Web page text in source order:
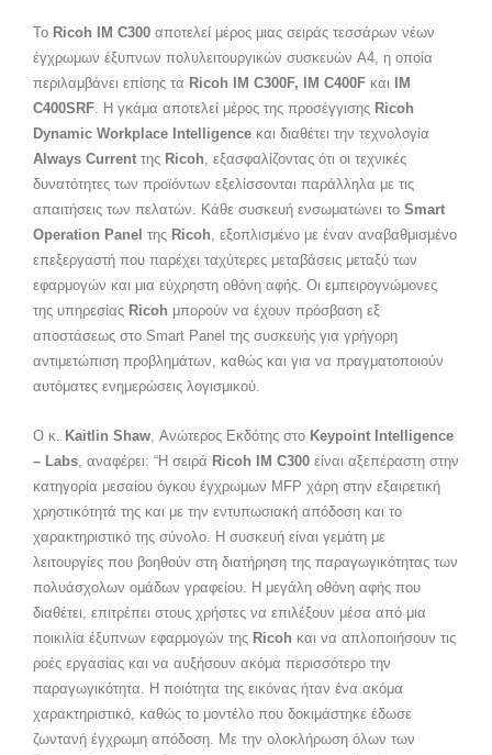
Το Ricoh IM C300 αποτελεί μέρος μιας σειράς τεσσάρων νέων
έγχρωμων έξυπνων πολυλειτουργικών συσκευών A4, η οποία
περιλαμβάνει επίσης τα Ricoh IM C300F, IM C400F και
IM
C400SRF . Η γκάμα αποτελεί μέρος της προσέγγισης Ricoh
Dynamic Workplace Intelligence και διαθέτει την τεχνολογία
Always Current της Ricoh , εξασφαλίζοντας ότι οι τεχνικές
δυνατότητες των προϊόντων εξελίσσονται παράλληλα με τις
απαιτήσεις των πελατών. Κάθε συσκευή ενσωματώνει το Smart
Operation Panel της Ricoh , εξοπλισμένο με έναν αναβαθμισμένο
επεξεργαστή που παρέχει ταχύτερες μεταβάσεις μεταξύ των
εφαρμογών και μια εύχρηστη οθόνη αφής. Οι εμπειρογνώμονες
της υπηρεσίας Ricoh μπορούν να έχουν πρόσβαση εξ
αποστάσεως στο Smart Panel της συσκευής για γρήγορη
αντιμετώπιση προβλημάτων, καθώς και για να πραγματοποιούν
αυτόματες ενημερώσεις λογισμικού.
O κ. Kaitlin Shaw, Ανώτερος Εκδότης στο Keypoint Intelligence
– Labs, αναφέρει: “Η σειρά Ricoh IM C300 είναι αξεπέραστη στην
κατηγορία μεσαίου όγκου έγχρωμων MFP χάρη στην εξαιρετική
χρηστικότητά της και με την εντυπωσιακή απόδοση και το
χαρακτηριστικό της σύνολο. Η συσκευή είναι γεμάτη με
λειτουργίες που βοηθούν στη διατήρηση της παραγωγικότητας των
πολυάσχολων ομάδων γραφείου. Η μεγάλη οθόνη αφής που
διαθέτει, επιτρέπει στους χρήστες να επιλέξουν μέσα από μια
ποικιλία έξυπνων εφαρμογών της Ricoh και να απλοποιήσουν τις
ροές εργασίας και να αυξήσουν ακόμα περισσότερο την
παραγωγικότητα. Η ποιότητα της εικόνας ήταν ένα ακόμα
χαρακτηριστικό, καθώς το μοντέλο που δοκιμάστηκε έδωσε
ζωντανή έγχρωμη απόδοση. Με την ολοκλήρωση όλων των